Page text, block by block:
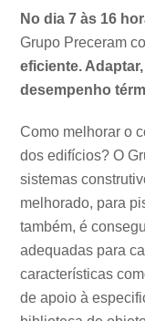
No dia 7 às 16
Grupo Preceram
eficiente.
desempenho
Como melhorar o
dos edifícios? O
sistemas
melhorado, para
também, é
adequadas para
características
de apoio à